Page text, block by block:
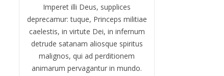
Imperet illi Deus, supplices
deprecamur: tuque, Princeps militiae
caelestis, in virtute Dei, in infernum
detrude satanam aliosque spiritus
malignos, qui ad perditionem
animarum pervagantur in mundo.